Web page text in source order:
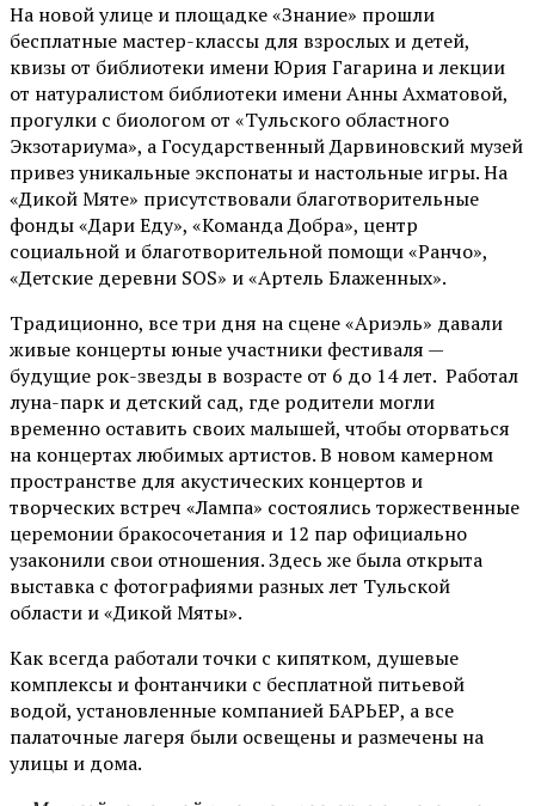
На новой улице и площадке «Знание» прошли
бесплатные мастер-классы для взрослых и детей,
квизы от библиотеки имени Юрия Гагарина и лекции
от натуралистом библиотеки имени Анны Ахматовой,
прогулки с биологом от «Тульского областного
Экзотариума», а Государственный Дарвиновский музей
привез уникальные экспонаты и настольные игры. На
«Дикой Мяте» присутствовали благотворительные
фонды «Дари Еду», «Команда Добра», центр
социальной и благотворительной помощи «Ранчо»,
«Детские деревни SOS» и «Артель Блаженных».
Традиционно, все три дня на сцене«Ариэль» давали
живые концерты юные участники фестиваля —
будущие рок-звезды в возрасте от 6 до 14 лет. Работал
луна-парк и детский сад, где родители могли
временно оставить своих малышей, чтобы оторваться
на концертах любимых артистов. В новом камерном
пространстве для акустических концертов и
творческих встреч «Лампа» состоялись торжественные
церемонии бракосочетания и 12 пар официально
узаконили свои отношения. Здесь же была открыта
выставка с фотографиями разных лет Тульской
области и «Дикой Мяты».
Как всегда работали точки с кипятком, душевые
комплексы и фонтанчики с бесплатной питьевой
водой, установленные компанией БАРЬЕР, а все
палаточные лагеря были освещены и размечены на
улицы и дома.